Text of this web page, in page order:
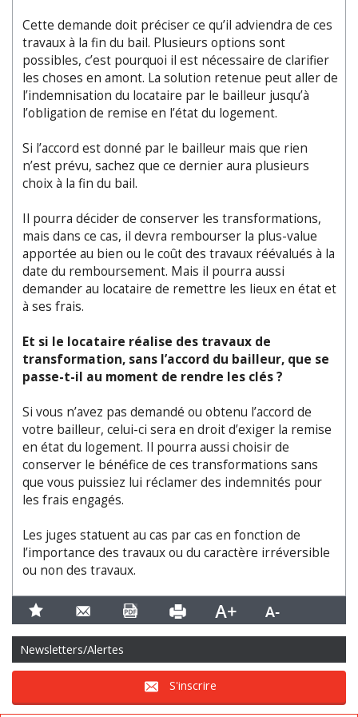
Cette demande doit préciser ce qu’il adviendra de ces
travaux à la fin du bail. Plusieurs options sont
possibles, c’est pourquoi il est nécessaire de clarifier
les choses en amont. La solution retenue peut aller de
l’indemnisation du locataire par le bailleur jusqu’à
l’obligation de remise en l’état du logement.
Si l’accord est donné par le bailleur mais que rien
n’est prévu, sachez que ce dernier aura plusieurs
choix à la fin du bail.
Il pourra décider de conserver les transformations,
mais dans ce cas, il devra rembourser la plus-value
apportée au bien ou le coût des travaux réévalués à la
date du remboursement. Mais il pourra aussi
demander au locataire de remettre les lieux en état et
à ses frais.
Et si le locataire réalise des travaux de
transformation, sans l’accord du bailleur, que se
passe-t-il au moment de rendre les clés ?
Si vous n’avez pas demandé ou obtenu l’accord de
votre bailleur, celui-ci sera en droit d’exiger la remise
en état du logement. Il pourra aussi choisir de
conserver le bénéfice de ces transformations sans
que vous puissiez lui réclamer des indemnités pour
les frais engagés.
Les juges statuent au cas par cas en fonction de
l’importance des travaux ou du caractère irréversible
ou non des travaux.
Newsletters/Alertes
S'inscrire